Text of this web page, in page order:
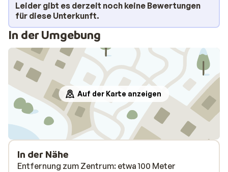
Leider gibt es derzeit noch keine Bewertungen
für diese Unterkunft.
In der Umgebung
Auf der Karte anzeigen
In der Nähe
Entfernung zum Zentrum: etwa 100 Meter